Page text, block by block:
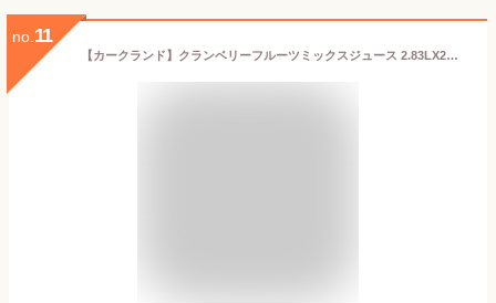
no. 11
【カークランド】クランベリーフルーツミックスジュース 2.83LX2本 ドリンク コストコ